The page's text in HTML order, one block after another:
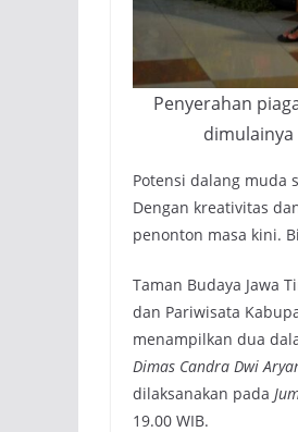
Penyerahan
dimulainya
Potensi dalang muda
Dengan kreativitas
penonton masa kini.
Taman Budaya Jawa
dan Pariwisata
menampilkan dua
Dimas Candra Dwi
dilaksanakan pada
19.00 WIB.